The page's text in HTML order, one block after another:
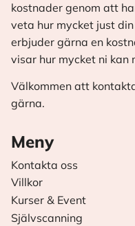
kostnader genom att
veta hur mycket just
erbjuder gärna en
visar hur mycket ni kan
Välkommen att
gärna.
Meny
Kontakta oss
Villkor
Kurser & Event
Självscanning